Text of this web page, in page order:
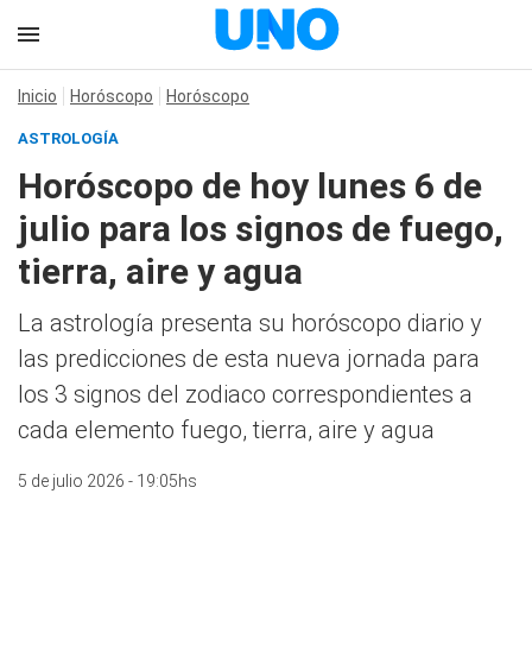
Inicio Horóscopo Horóscopo
ASTROLOGÍA
Horóscopo de hoy lunes 6 de
julio para los signos de fuego,
tierra, aire y agua
La astrología presenta su horóscopo diario y
las predicciones de esta nueva jornada para
los 3 signos del zodiaco correspondientes a
cada elemento fuego, tierra, aire y agua
5 de julio 2026 - 19:05hs